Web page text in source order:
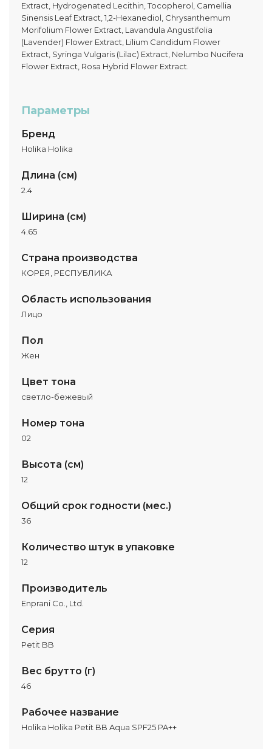
Extract, Hydrogenated Lecithin, Tocopherol, Camellia
Sinensis Leaf Extract, 1,2-Hexanediol, Chrysanthemum
Morifolium Flower Extract, Lavandula Angustifolia
(Lavender) Flower Extract, Lilium Candidum Flower
Extract, Syringa Vulgaris (Lilac) Extract, Nelumbo Nucifera
Flower Extract, Rosa Hybrid Flower Extract.
Параметры
Бренд
Holika Holika
Длина (см)
2.4
Ширина (см)
4.65
Страна производства
КОРЕЯ, РЕСПУБЛИКА
Область использования
Лицо
Пол
Жен
Цвет тона
светло-бежевый
Номер тона
02
Высота (см)
12
Общий срок годности (мес.)
36
Количество штук в упаковке
12
Производитель
Enprani Co., Ltd.
Серия
Petit BB
Вес брутто (г)
46
Рабочее название
Holika Holika Petit BB Aqua SPF25 PA++